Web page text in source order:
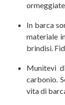
In barca
materiale
brindisi.
Munitevi
carbonio.
vita di